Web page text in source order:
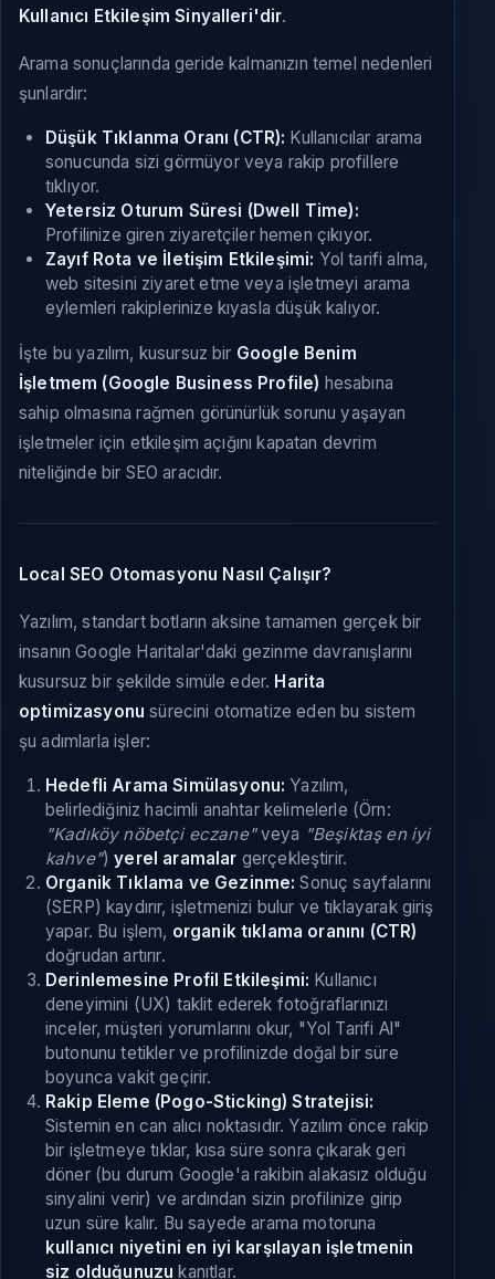
Kullanıcı Etkileşim Sinyalleri'dir.
Arama sonuçlarında geride kalmanızın temel nedenleri
şunlardır:
Düşük Tıklanma Oranı (CTR): Kullanıcılar arama
sonucunda sizi görmüyor veya rakip profillere
tıklıyor.
Yetersiz Oturum Süresi (Dwell Time):
Profilinize giren ziyaretçiler hemen çıkıyor.
Zayıf Rota ve İletişim Etkileşimi: Yol tarifi alma,
web sitesini ziyaret etme veya işletmeyi arama
eylemleri rakiplerinize kıyasla düşük kalıyor.
İşte bu yazılım, kusursuz bir Google Benim
İşletmem (Google Business Profile) hesabına
sahip olmasına rağmen görünürlük sorunu yaşayan
işletmeler için etkileşim açığını kapatan devrim
niteliğinde bir SEO aracıdır.
Local SEO Otomasyonu Nasıl Çalışır?
Yazılım, standart botların aksine tamamen gerçek bir
insanın Google Haritalar'daki gezinme davranışlarını
kusursuz bir şekilde simüle eder. Harita
optimizasyonu sürecini otomatize eden bu sistem
şu adımlarla işler:
Hedefli Arama Simülasyonu: Yazılım,
belirlediğiniz hacimli anahtar kelimelerle (Örn:
"Kadıköy nöbetçi eczane"veya "Beşiktaş en iyi
kahve")yerel aramalar gerçekleştirir.
Organik Tıklama ve Gezinme: Sonuç sayfalarını
(SERP) kaydırır, işletmenizi bulur ve tıklayarak giriş
yapar. Bu işlem, organik tıklama oranını (CTR)
doğrudan artırır.
Derinlemesine Profil Etkileşimi: Kullanıcı
deneyimini (UX) taklit ederek fotoğraflarınızı
inceler, müşteri yorumlarını okur, "Yol Tarifi Al"
butonunu tetikler ve profilinizde doğal bir süre
boyunca vakit geçirir.
Rakip Eleme (Pogo-Sticking) Stratejisi:
Sistemin en can alıcı noktasıdır. Yazılım önce rakip
bir işletmeye tıklar, kısa süre sonra çıkarak geri
döner (bu durum Google'a rakibin alakasız olduğu
sinyalini verir) ve ardından sizin profilinize girip
uzun süre kalır. Bu sayede arama motoruna
kullanıcı niyetini en iyi karşılayan işletmenin
siz olduğunuzu kanıtlar.